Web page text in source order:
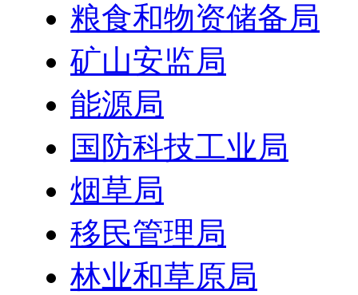
粮食和物资储备局
矿山安监局
能源局
国防科技工业局
烟草局
移民管理局
林业和草原局